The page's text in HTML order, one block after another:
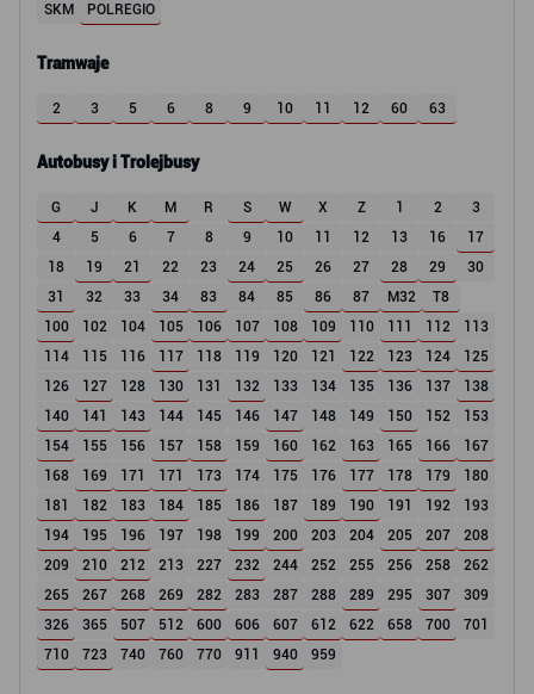
SKM POLREGIO
Tramwaje
2 3 5 6 8 9 10 11 12 60 63
Autobusy i Trolejbusy
G J K M R S W X Z 1 2
3
4
5 6 7 8 9 10 11 12 13 16
17
18
19 21 22 23 24 25 26 27 28 29
30
31
32 33 34 83 84 85 86 87 M32
T8
100
102 104 105 106 107 108 109 110 111 112
113
114
115 116 117 118 119 120 121 122 123 124
125
126
127 128 130 131 132 133 134 135 136 137
138
140
141 143 144 145 146 147 148 149 150 152
153
154
155 156 157 158 159 160 162 163 165 166
167
168
169 171 171 173 174 175 176 177 178 179
180
181
182 183 184 185 186 187 189 190 191 192
193
194
195 196 197 198 199 200 203 204 205 207
208
209
210 212 213 227 232 244 252 255 256 258
262
265
267 268 269 282 283 287 288 289 295 307
309
326
365 507 512 600 606 607 612 622 658 700
701
710
723 740 760 770 911 940 959